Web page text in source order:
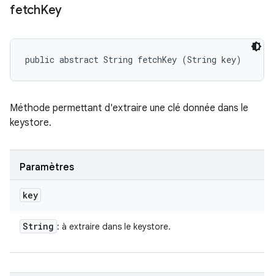
fetchKey
public abstract String fetchKey (String key)
Méthode permettant d'extraire une clé donnée dans le
keystore.
Paramètres
key
String : à extraire dans le keystore.